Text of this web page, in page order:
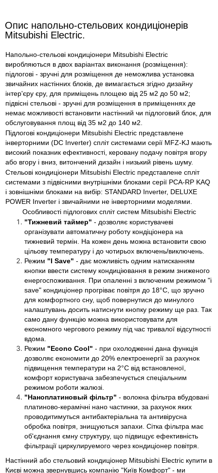
Опис напольно-стельових кондиціонерів
Mitsubishi Electric.
Напольно-стельові кондиціонери Mitsubishi Electric
виробляються в двох варіантах виконання (розміщення):
підлогові - зручні для розміщення де неможлива установка
звичайних настінних блоків, де вимагається згідно дизайну
інтер'єру єру, для приміщень площею від 25 м2 до 50 м2;
підвісні стельові - зручні для розміщення в приміщеннях де
немає можливості встановити настінний чи підлоговий блок, для
обслуговування площ від 35 м2 до 140 м2.
Підлогові кондиціонери Mitsubishi Electric представлене
інверторними (DC Inverter) спліт системами серії MFZ-KJ мають
високий показник ефективності, керовану подачу повітря вгору
або вгору і вниз, витончений дизайн і низький рівень шуму.
Стельові кондиціонери Mitsubishi Electric представлене спліт
системами з підвісними внутрішніми блоками серії PCA-RP KAQ
і зовнішніми блоками на вибір: STANDARD Inverter, DELUXE
POWER Inverter і звичайними не інверторними моделями.
Особливості підлогових спліт систем Mitsubishi Electric
"Тижневий таймер" - дозволяє користувачеві
організувати автоматичну роботу кондіціонера на
тижневий термін. На кожен день можна встановити свою
цільову температуру і до чотирьох включень/виключень.
Режим "I Save" - дає можливість одним натисканням
кнопки ввести систему кондиціювання в режим зниженого
енергоспоживання. При опаленні з включеним режимом "i
save" кондиціонер прогріває повітря до 18°C, що зручно
для комфортного сну, щоб повернутися до минулого
налаштувань досить натиснути кнопку режиму ще раз. Так
само дану функцію можна використовувати для
економного чергового режиму під час тривалої відсутності
вдома.
Режим "Econo Cool" - при охолодженні дана функція
дозволяє економити до 20% електроенергії за рахунок
підвищення температури на 2°C від встановленої,
комфорт користувача забезпечується спеціальним
режимом роботи жалюзі.
"Наноплатиновый фільтр" - волокна фільтра вбудовані
платиново-керамічні нано частинки, за рахунок яких
проводитимуться антибактеріальна та антивірусна
обробка повітря, знищуються запахи. Сітка фільтра має
об'єднання ємну структуру, що підвищує ефективність
фільтрації циркулируемого через кондиціонер повітря.
Настінний або стельовий кондиціонер Mitsubishi Electric купити в
Києві можна звернувшись компанію "Київ Комфорт" - ми